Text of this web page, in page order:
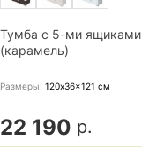
Тумба с 5-ми ящиками
(карамель)
Размеры: 120x36x121 см
22 190 р.